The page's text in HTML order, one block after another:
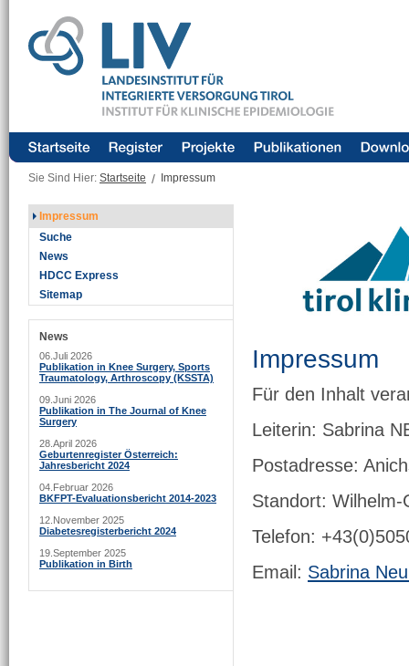
Sie Sind Hier: Startseite / Impressum
Impressum
Suche
News
HDCC Express
Sitemap
News
06.Juli 2026
Publikation in Knee Surgery, Sports
Traumatology, Arthroscopy (KSSTA)
09.Juni 2026
Publikation in The Journal of Knee
Surgery
28.April 2026
Geburtenregister Österreich:
Jahresbericht 2024
04.Februar 2026
BKFPT-Evaluationsbericht 2014-2023
12.November 2025
Diabetesregisterbericht 2024
19.September 2025
Publikation in Birth
Impressum
Für den Inhalt
Leiterin: Sabrina
Postadresse:
Standort:
Telefon:
Email: Sabrina